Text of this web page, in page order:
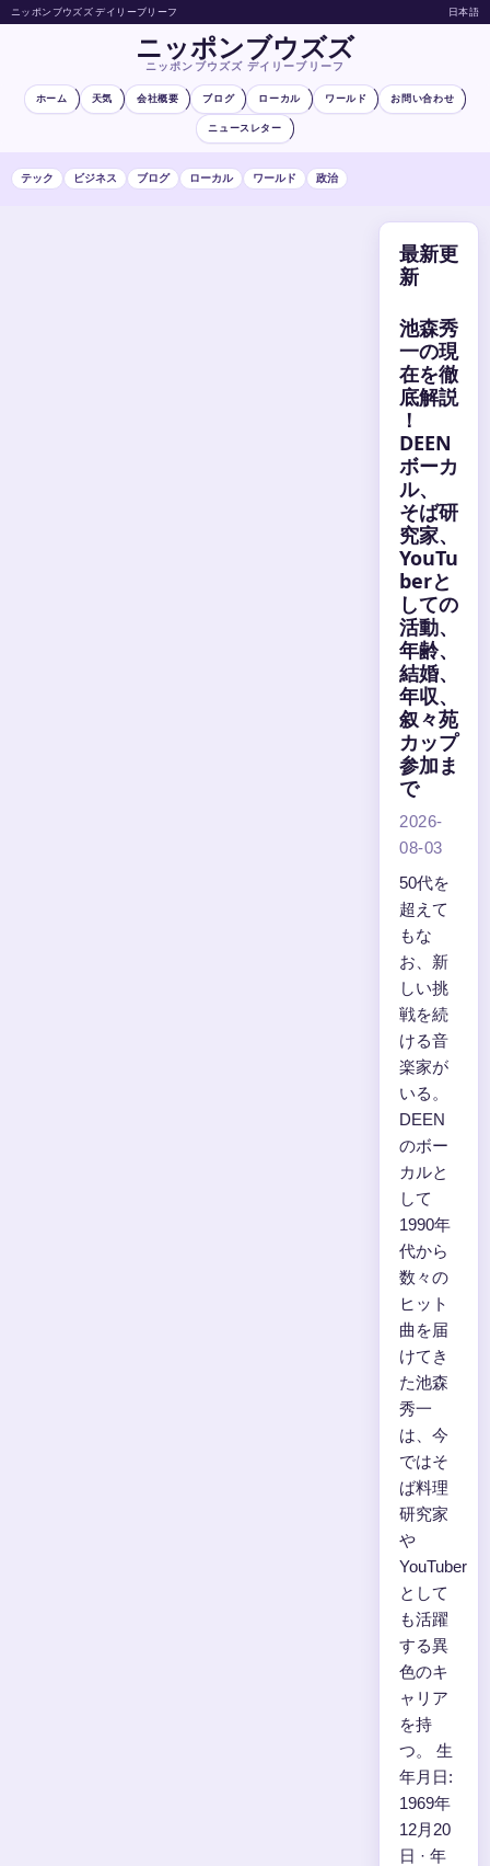
ニッポンブウズズ デイリーブリーフ 日本語
ニッポンブウズズ
ニッポンブウズズ デイリーブリーフ
ホーム 天気 会社概要 ブログ ローカル ワールド お問い合わせ
ニュースレター
テック ビジネス ブログ ローカル ワールド 政治
最新更
新
池森秀
一の現
在を徹
底解説
！
DEEN
ボーカ
ル、
そば研
究家、
YouTu
berと
しての
活動、
年齢、
結婚、
年収、
叙々苑
カップ
参加ま
で
2026-
08-03
50代を
超えて
もな
お、新
しい挑
戦を続
ける音
楽家が
いる。
DEEN
のボー
カルと
して
1990年
代から
数々の
ヒット
曲を届
けてき
た池森
秀一
は、今
ではそ
ば料理
研究家
や
YouTuber
として
も活躍
する異
色のキ
ャリア
を持
つ。 生
年月日:
1969年
12月20
日 · 年